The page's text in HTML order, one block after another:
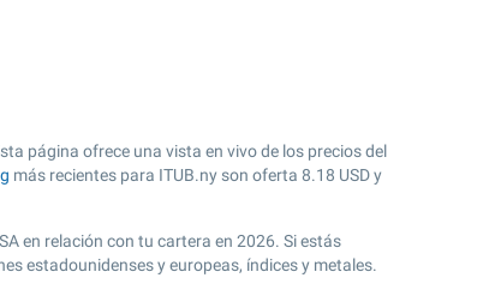
página ofrece una vista en vivo de los precios del
más recientes para ITUB.ny son oferta 8.18 USD y
en relación con tu cartera en 2026. Si estás
estadounidenses y europeas, índices y metales.